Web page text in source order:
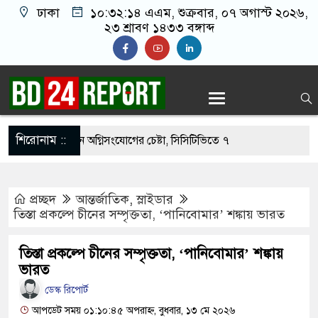
ঢাকা ১০:৩২:১৫ এএম, শুক্রবার, ০৭ অগাস্ট ২০২৬,
২৩ শ্রাবণ ১৪৩৩ বঙ্গাব্দ
শিরোনাম ::
বাসভবনে অগ্নিসংযোগের চেষ্টা, সিসিটিভিতে ৭
ছাড়াই মার্কিন ঘাঁটিতে নিখুঁত হামলা চালান ইরানি
১০০ পরিবারকে নতুন ঘর দেবেন প্রধানমন্ত্রী
ছবি তুলে লন্ডনে বয়ফ্রেন্ডের কাছে পাঠাতেন
প্রচ্ছদ আন্তর্জাতিক,স্লাইডার
তিস্তা প্রকল্পে চীনের সম্পৃক্ততা, ‘পানিবোমার’ শঙ্কায় ভারত
তিস্তা প্রকল্পে চীনের সম্পৃক্ততা, ‘পানিবোমার’ শঙ্কায়
ভারত
ডেস্ক রিপোর্ট
আপডেট সময় ০১:১০:৪৫ অপরাহ্ন, বুধবার, ১৩ মে ২০২৬